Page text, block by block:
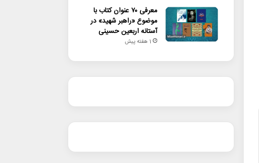
معرفی ۷۰ عنوان کتاب با
موضوع «راهبر شهید» در
آستانه اربعین حسینی
1 هفته پیش